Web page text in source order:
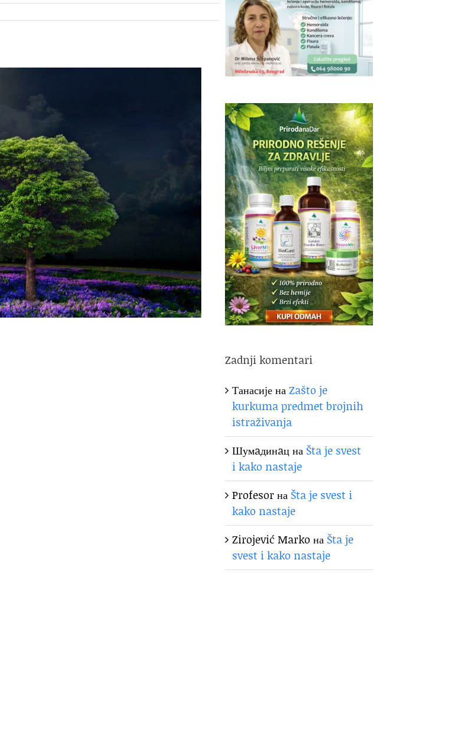
Zadnji komentari
ТанасијенаZašto je
kurkuma predmet brojnih
istraživanja
Шумaдинaцна Šta je svest
i kako nastaje
Profesorна Šta je svest i
kako nastaje
Zirojević Marko на Šta je
svest i kako nastaje